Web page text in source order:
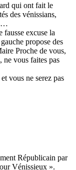
qui ont fait le
des vénissians,
fausse excuse la
propose des
Proche de vous,
ne vous faites pas
vous ne serez pas
Républicain par
Vénissieux ».